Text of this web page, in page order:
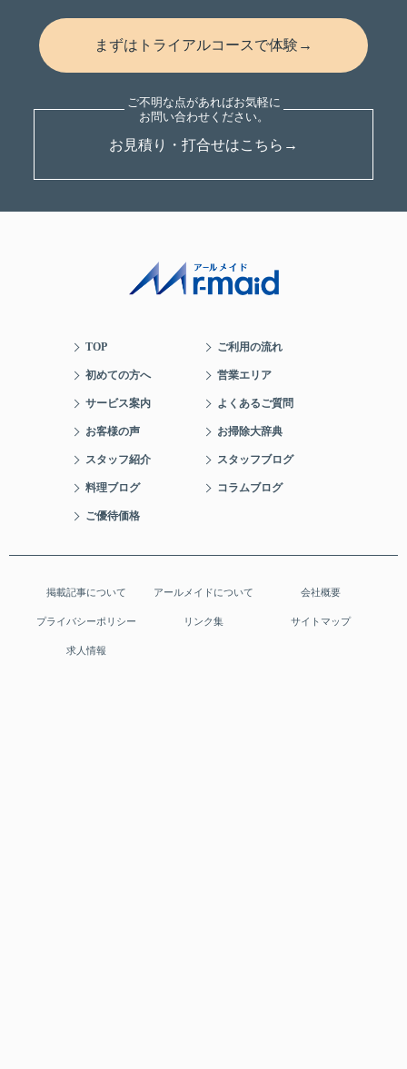
まずはトライアルコースで体験→
お見積り・打合せはこちら→
TOP ご利用の流れ
初めての方へ 営業エリア
サービス案内 よくあるご質問
お客様の声 お掃除大辞典
スタッフ紹介 スタッフブログ
料理ブログ コラムブログ
ご優待価格
掲載記事について アールメイドについて 会社概要
プライバシーポリシー リンク集 サイトマップ
求人情報